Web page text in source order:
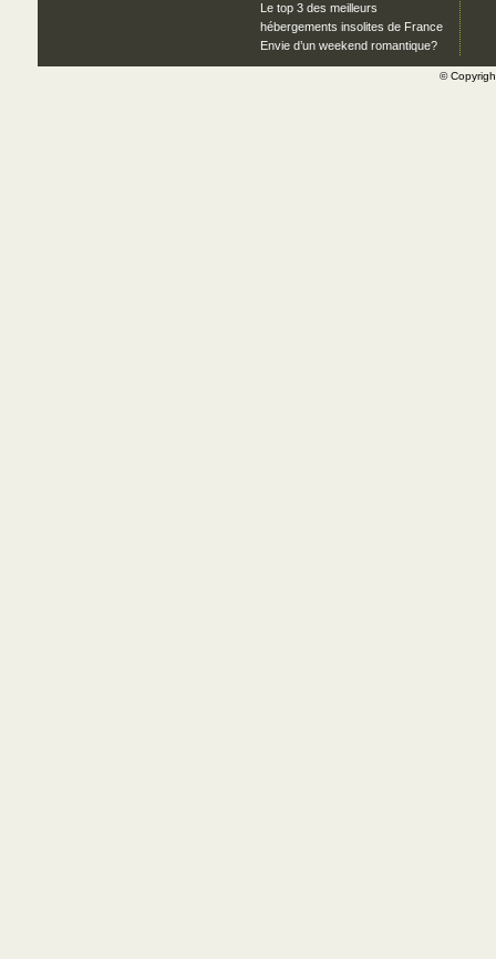
Le top 3 des meilleurs
hébergements insolites de France
Envie d’un weekend romantique?
©